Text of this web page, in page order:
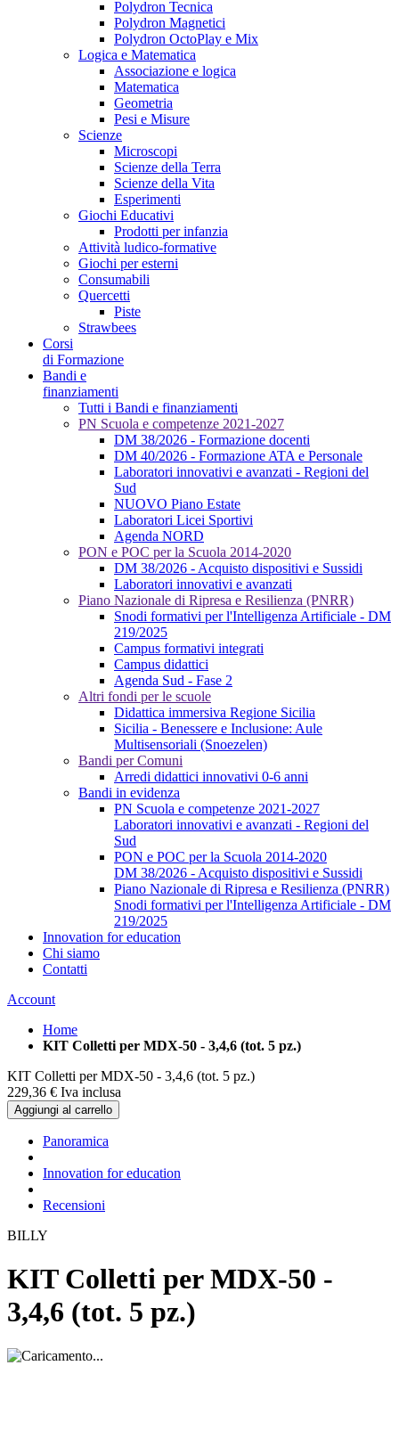
Polydron Tecnica
Polydron Magnetici
Polydron OctoPlay e Mix
Logica e Matematica
Associazione e logica
Matematica
Geometria
Pesi e Misure
Scienze
Microscopi
Scienze della Terra
Scienze della Vita
Esperimenti
Giochi Educativi
Prodotti per infanzia
Attività ludico-formative
Giochi per esterni
Consumabili
Quercetti
Piste
Strawbees
Corsi
di Formazione
Bandi e
finanziamenti
Tutti i Bandi e finanziamenti
PN Scuola e competenze 2021-2027
DM 38/2026 - Formazione docenti
DM 40/2026 - Formazione ATA e Personale
Laboratori innovativi e avanzati - Regioni del
Sud
NUOVO Piano Estate
Laboratori Licei Sportivi
Agenda NORD
PON e POC per la Scuola 2014-2020
DM 38/2026 - Acquisto dispositivi e Sussidi
Laboratori innovativi e avanzati
Piano Nazionale di Ripresa e Resilienza (PNRR)
Snodi formativi per l'Intelligenza Artificiale - DM
219/2025
Campus formativi integrati
Campus didattici
Agenda Sud - Fase 2
Altri fondi per le scuole
Didattica immersiva Regione Sicilia
Sicilia - Benessere e Inclusione: Aule
Multisensoriali (Snoezelen)
Bandi per Comuni
Arredi didattici innovativi 0-6 anni
Bandi in evidenza
PN Scuola e competenze 2021-2027
Laboratori innovativi e avanzati - Regioni del
Sud
PON e POC per la Scuola 2014-2020
DM 38/2026 - Acquisto dispositivi e Sussidi
Piano Nazionale di Ripresa e Resilienza (PNRR)
Snodi formativi per l'Intelligenza Artificiale - DM
219/2025
Innovation for education
Chi siamo
Contatti
Account
Home
KIT Colletti per MDX-50 - 3,4,6 (tot. 5 pz.)
KIT Colletti per MDX-50 - 3,4,6 (tot. 5 pz.)
229,36 € Iva inclusa
Aggiungi al carrello
Panoramica
Innovation for education
Recensioni
BILLY
KIT Colletti per MDX-50 -
3,4,6 (tot. 5 pz.)